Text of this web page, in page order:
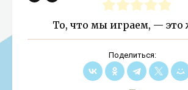
То, что мы играем, — это
Поделиться: